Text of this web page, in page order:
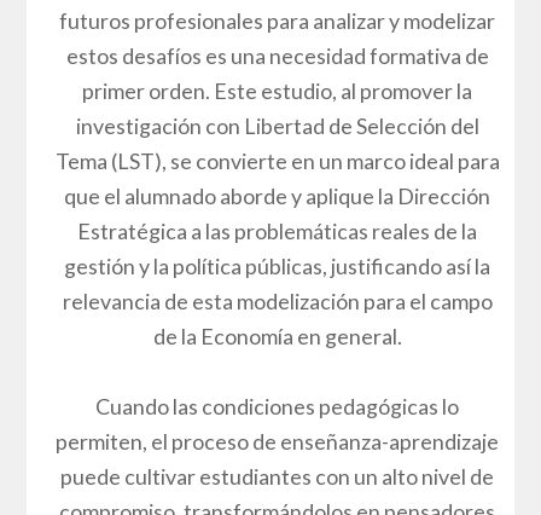
futuros profesionales para analizar y modelizar
estos desafíos es una necesidad formativa de
primer orden. Este estudio, al promover la
investigación con Libertad de Selección del
Tema (LST), se convierte en un marco ideal para
que el alumnado aborde y aplique la Dirección
Estratégica a las problemáticas reales de la
gestión y la política públicas, justificando así la
relevancia de esta modelización para el campo
de la Economía en general.
Cuando las condiciones pedagógicas lo
permiten, el proceso de enseñanza-aprendizaje
puede cultivar estudiantes con un alto nivel de